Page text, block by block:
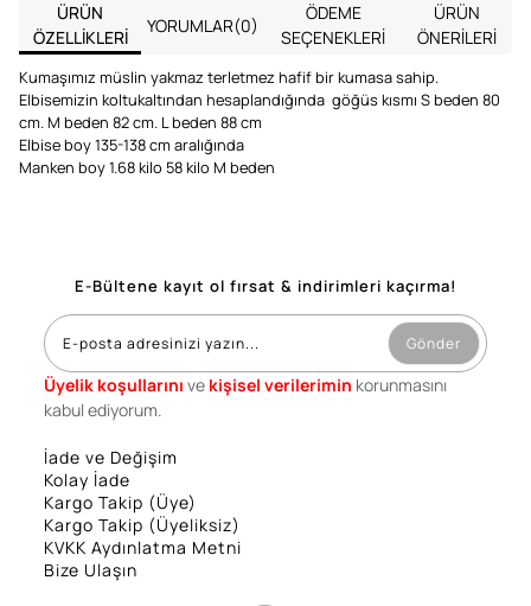
ÜRÜN
ÖZELLIKLERI
YORUMLAR(0)
ÖDEME
SEÇENEKLERI
ÜRÜN
ÖNERILERI
Kumaşımız müslin yakmaz terletmez hafif bir kumasa sahip.
Elbisemizin koltukaltından hesaplandığında göğüs kısmı S beden 80
cm. M beden 82 cm. L beden 88 cm
Elbise boy 135-138 cm aralığında
Manken boy 1.68 kilo 58 kilo M beden
E-Bültene kayıt ol fırsat & indirimleri kaçırma!
Gönder
Üyelik koşullarını ve kişisel verilerimin korunmasını
kabul ediyorum.
İade ve Değişim
Kolay İade
Kargo Takip (Üye)
Kargo Takip (Üyeliksiz)
KVKK Aydınlatma Metni
Bize Ulaşın